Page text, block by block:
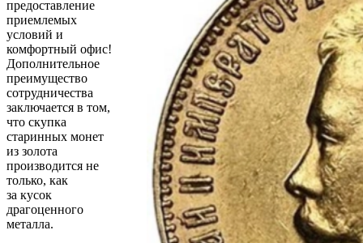
предоставление
приемлемых
условий и
комфортный офис!
Дополнительное
преимущество
сотрудничества
заключается в том,
что скупка
старинных монет
из золота
производится не
только, как
за кусок
драгоценного
металла.